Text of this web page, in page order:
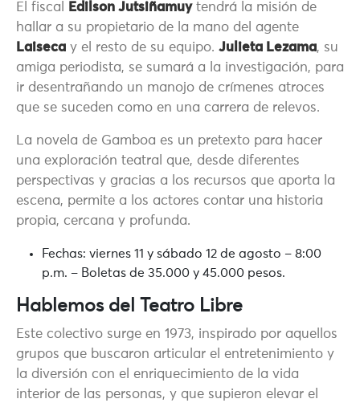
El fiscal Edilson Jutsiñamuytendrá la misión de
hallar a su propietario de la mano del agente
Laiseca y el resto de su equipo. Julieta Lezama, su
amiga periodista, se sumará a la investigación, para
ir desentrañando un manojo de crímenes atroces
que se suceden como en una carrera de relevos.
La novela de Gamboa es un pretexto para hacer
una exploración teatral que, desde diferentes
perspectivas y gracias a los recursos que aporta la
escena, permite a los actores contar una historia
propia, cercana y profunda.
Fechas: viernes 11 y sábado 12 de agosto – 8:00
p.m. – Boletas de 35.000 y 45.000 pesos.
Hablemos del Teatro Libre
Este colectivo surge en 1973, inspirado por aquellos
grupos que buscaron articular el entretenimiento y
la diversión con el enriquecimiento de la vida
interior de las personas, y que supieron elevar el